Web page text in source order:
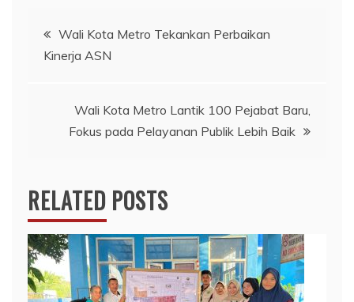
Navigasi
pos
Wali Kota Metro Tekankan Perbaikan
Kinerja ASN
Wali Kota Metro Lantik 100 Pejabat Baru,
Fokus pada Pelayanan Publik Lebih Baik
RELATED POSTS